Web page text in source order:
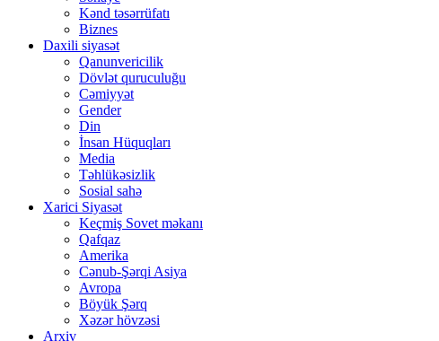
Kənd təsərrüfatı
Biznes
Daxili siyasət
Qanunvericilik
Dövlət quruculuğu
Cəmiyyət
Gender
Din
İnsan Hüquqları
Media
Təhlükəsizlik
Sosial sahə
Xarici Siyasət
Keçmiş Sovet məkanı
Qafqaz
Amerika
Cənub-Şərqi Asiya
Avropa
Böyük Şərq
Xəzər hövzəsi
Arxiv